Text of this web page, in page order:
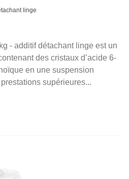
linge
- additif détachant linge est un
des cristaux d’acide 6-
en une suspension
supérieures...